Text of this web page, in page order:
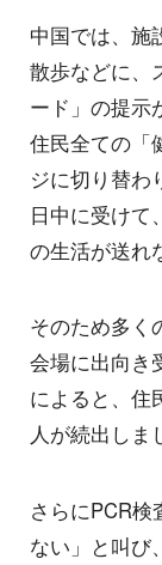
中国では、施
散歩などに、
ード」の提示
住民全ての「
ジに切り替わ
日中に受けて
の生活が送れ
そのため多く
会場に出向き
によると、住
人が続出しま
さらにPCR検
ない」と叫び